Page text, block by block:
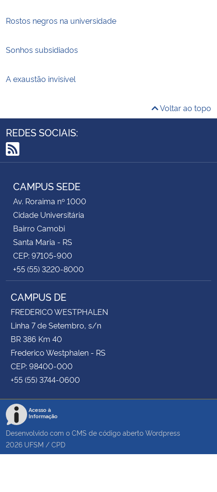
Rostos negros na universidade
Sonhos subsidiados
A exaustão invisível
Voltar ao topo
REDES SOCIAIS:
RSS
CAMPUS SEDE
Av. Roraima nº 1000
Cidade Universitária
Bairro Camobi
Santa Maria - RS
CEP: 97105-900
+55 (55) 3220-8000
CAMPUS DE
FREDERICO WESTPHALEN
Linha 7 de Setembro, s/n
BR 386 Km 40
Frederico Westphalen - RS
CEP: 98400-000
+55 (55) 3744-0600
Acesso à
Informação
Desenvolvido com o CMS de código aberto Wordpress
2026 UFSM / CPD